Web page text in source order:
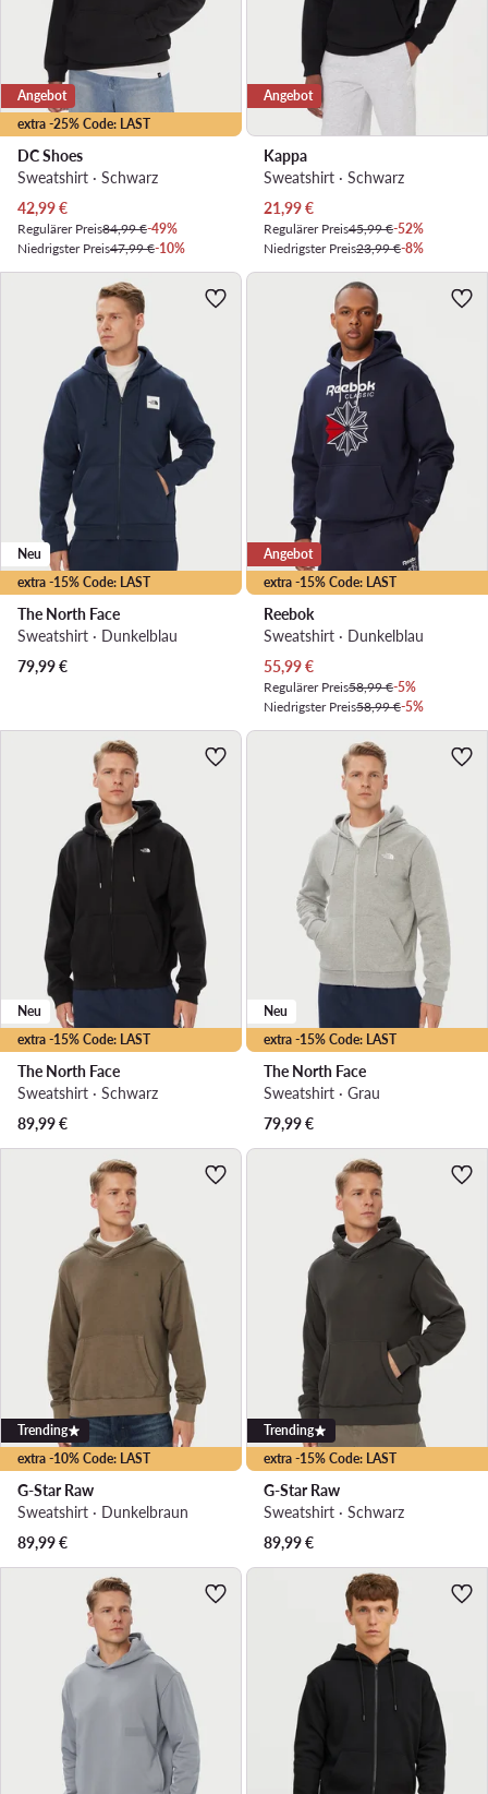
extra -25% Code: LAST
Angebot
DC Shoes
Sweatshirt · Schwarz
Aktueller Preis
42,99€
Regulärer Preis84,99 €-49%
Niedrigster Preis47,99 €-10%
Angebot
Kappa
Sweatshirt · Schwarz
Aktueller Preis
21,99€
Regulärer Preis45,99 €-52%
Niedrigster Preis23,99 €-8%
extra -15% Code: LAST
Neu
The North Face
Sweatshirt · Dunkelblau
79,99€
extra -15% Code: LAST
Angebot
Reebok
Sweatshirt · Dunkelblau
Aktueller Preis
55,99€
Regulärer Preis58,99 €-5%
Niedrigster Preis58,99 €-5%
extra -15% Code: LAST
Neu
The North Face
Sweatshirt · Schwarz
89,99€
extra -15% Code: LAST
Neu
The North Face
Sweatshirt · Grau
79,99€
extra -10% Code: LAST
Trending
G-Star Raw
Sweatshirt · Dunkelbraun
89,99€
extra -15% Code: LAST
Trending
G-Star Raw
Sweatshirt · Schwarz
89,99€